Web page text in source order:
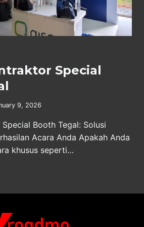
Special
9, 2026
Booth Tegal: Solusi
Acara Anda Apakah Anda
khusus seperti…